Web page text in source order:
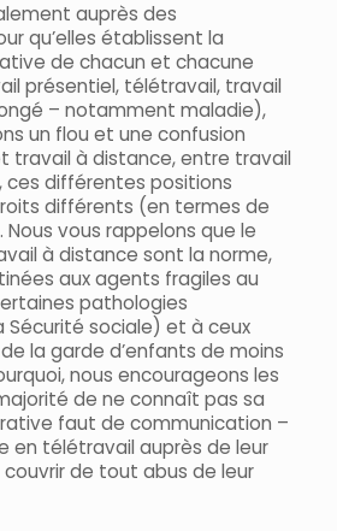
auprès des
qu’elles établissent la
de chacun et chacune
présentiel, télétravail, travail
– notamment maladie),
un flou et une confusion
travail à distance, entre travail
ces différentes positions
différents (en termes de
Nous vous rappelons que le
à distance sont la norme,
aux agents fragiles au
pathologies
Sécurité sociale) et à ceux
la garde d’enfants de moins
nous encourageons les
de ne connaît pas sa
faut de communication –
en télétravail auprès de leur
de tout abus de leur